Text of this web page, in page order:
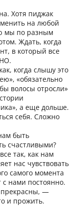
Хотя пиджак
на любой
мы по разным
Ждать, когда
в который все
когда слышу это
«обязательно
волосы отросли»
а еще дольше.
себя. Сложно
быть
счастливыми?
так, как нам
нас чувствовать
самого момента
с нами постоянно.
прекрасны, —
и прожить.